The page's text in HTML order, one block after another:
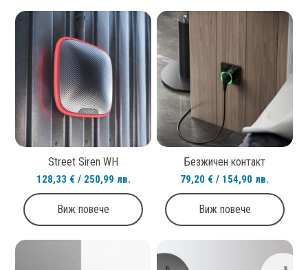
Street Siren WH
128,33 € / 250,99 лв.
Виж повече
Безжичен контакт
79,20 € / 154,90 лв.
Виж повече